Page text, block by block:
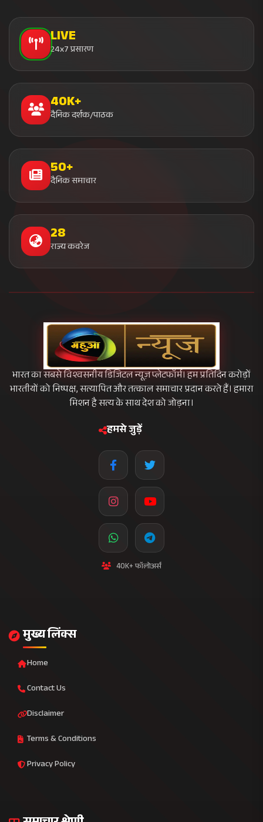
LIVE
24x7 प्रसारण
40K+
दैनिक दर्शक/पाठक
50+
दैनिक समाचार
28
राज्य कवरेज
भारत का सबसे विश्वसनीय डिजिटल न्यूज़ प्लेटफॉर्म। हम प्रतिदिन करोड़ों
भारतीयों को निष्पक्ष, सत्यापित और तत्काल समाचार प्रदान करते हैं। हमारा
मिशन है सत्य के साथ देश को जोड़ना।
हमसे जुड़ें
40K+ फॉलोअर्स
मुख्य लिंक्स
Home
Contact Us
Disclaimer
Terms & Conditions
Privacy Policy